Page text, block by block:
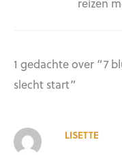
1 gedachte over “7
slecht start”
LISETTE